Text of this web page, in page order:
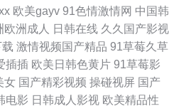
AVcom 三级片在线观看 日韩乱伦视频
怡红院 日本电影dvd 人人妻人人操AV
合网 骚久久久久久久久久久久久w 91
欧美gayv 91色情激情网 中国韩
欧洲成人 日韩在线 久久国产影视
激情视频国产精品 91草莓久草
插插 欧美日韩色黄片 91草莓影
女 国产精彩视频 操碰视屏 国产
电影 日韩成人影视 欧美精品性